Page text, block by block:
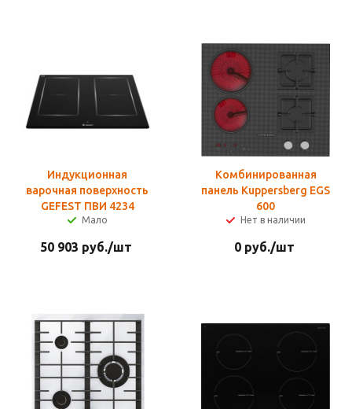
Индукционная
варочная поверхность
GEFEST ПВИ 4234
Мало
50 903 руб./шт
Комбинированная
панель Kuppersberg EGS
600
Нет в наличии
0руб./шт